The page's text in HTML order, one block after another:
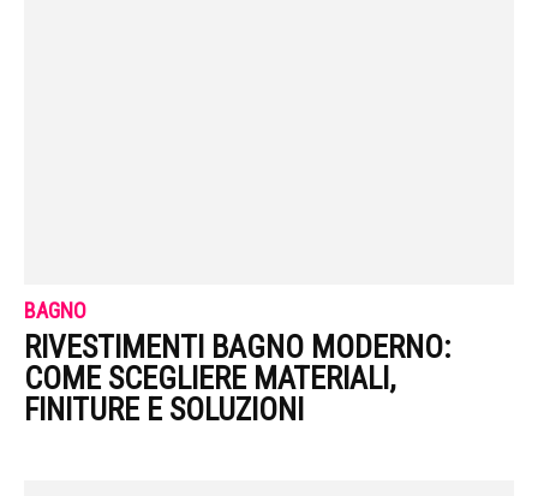
BAGNO
RIVESTIMENTI BAGNO MODERNO:
COME SCEGLIERE MATERIALI,
FINITURE E SOLUZIONI